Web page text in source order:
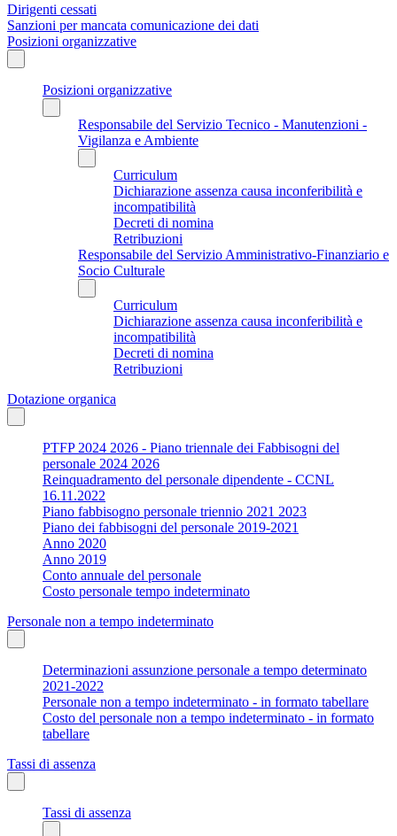
Dirigenti cessati
Sanzioni per mancata comunicazione dei dati
Posizioni organizzative
Posizioni organizzative
Responsabile del Servizio Tecnico - Manutenzioni -
Vigilanza e Ambiente
Curriculum
Dichiarazione assenza causa inconferibilità e
incompatibilità
Decreti di nomina
Retribuzioni
Responsabile del Servizio Amministrativo-Finanziario e
Socio Culturale
Curriculum
Dichiarazione assenza causa inconferibilità e
incompatibilità
Decreti di nomina
Retribuzioni
Dotazione organica
PTFP 2024 2026 - Piano triennale dei Fabbisogni del
personale 2024 2026
Reinquadramento del personale dipendente - CCNL
16.11.2022
Piano fabbisogno personale triennio 2021 2023
Piano dei fabbisogni del personale 2019-2021
Anno 2020
Anno 2019
Conto annuale del personale
Costo personale tempo indeterminato
Personale non a tempo indeterminato
Determinazioni assunzione personale a tempo determinato
2021-2022
Personale non a tempo indeterminato - in formato tabellare
Costo del personale non a tempo indeterminato - in formato
tabellare
Tassi di assenza
Tassi di assenza